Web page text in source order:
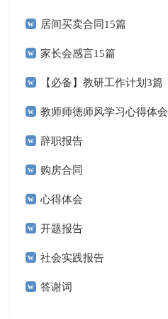
居间买卖合同15篇
家长会感言15篇
【必备】教研工作计划3篇
教师师德师风学习心得体会
辞职报告
购房合同
心得体会
开题报告
社会实践报告
答谢词